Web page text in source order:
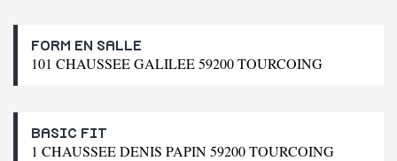
FORM EN SALLE
101 CHAUSSEE GALILEE 59200 TOURCOING
BASIC FIT
1 CHAUSSEE DENIS PAPIN 59200 TOURCOING